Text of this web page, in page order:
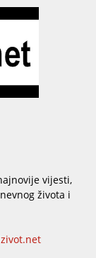
vijesti,
života i